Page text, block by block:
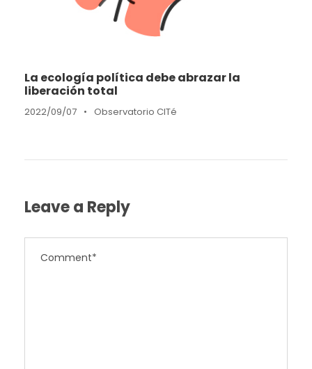
La ecología política debe abrazar la
liberación total
2022/09/07 • Observatorio CITé
Leave a Reply